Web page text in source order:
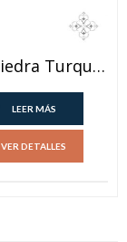
Anillo Piedra Turquesa
LEER MÁS
VER DETALLES